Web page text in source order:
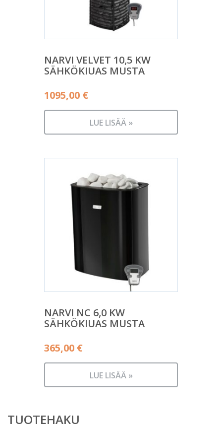
NARVI VELVET 10,5 KW
SÄHKÖKIUAS MUSTA
1095,00 €
LUE LISÄÄ »
NARVI NC 6,0 KW
SÄHKÖKIUAS MUSTA
365,00 €
LUE LISÄÄ »
TUOTEHAKU